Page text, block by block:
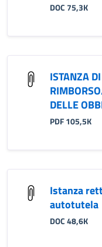
DOC 75,3K
ISTANZA DI
DELLE
PDF 105,5K
Istanza
autotutela
DOC 48,6K